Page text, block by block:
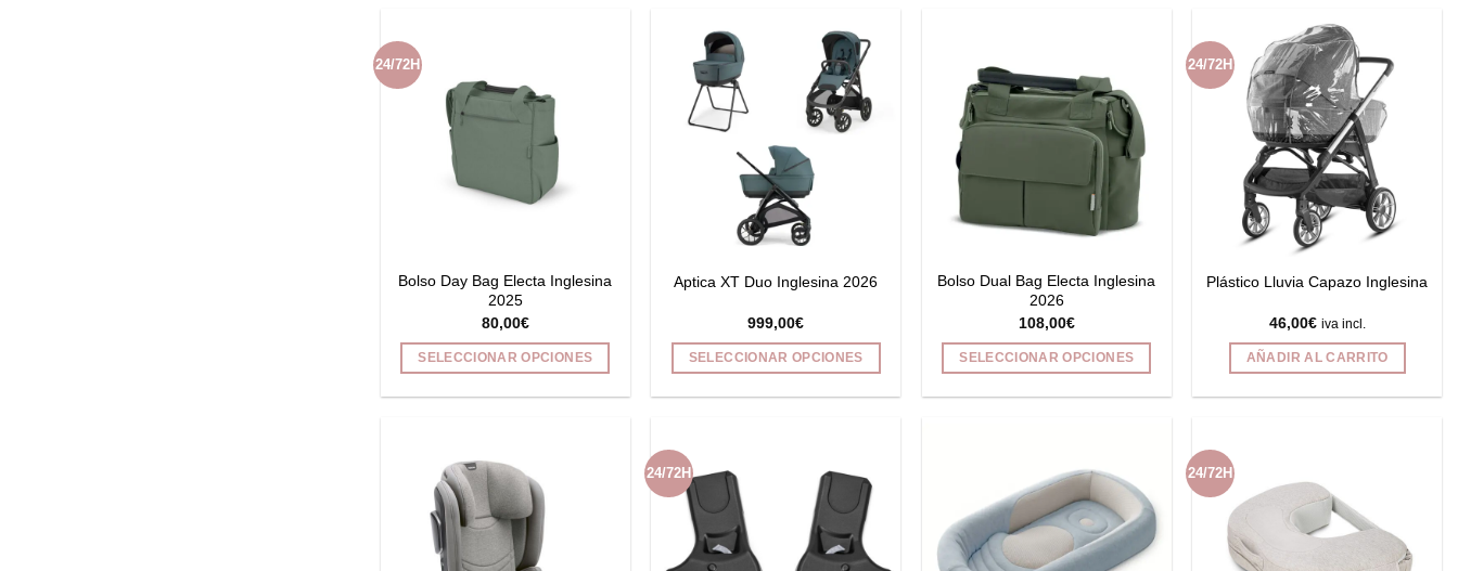
múltiples
variantes.
opciones
se
pueden
elegir
en
la
página
producto
variantes.
Las
opciones
en
página
de
producto
24/72H
Bolso Day Bag Electa Inglesina
2025
80,00€
SELECCIONAR OPCIONES
múltiples
variantes.
Las
opciones
se
Aptica XT Duo Inglesina 2026
999,00€
SELECCIONAR OPCIONES
variantes.
opciones
Bolso Dual Bag Electa Inglesina
2026
108,00€
SELECCIONAR OPCIONES
variantes.
Las
opciones
se
24/72H
Plástico Lluvia Capazo Inglesina
46,00€ iva incl.
AÑADIR AL CARRITO
24/72H 24/72H